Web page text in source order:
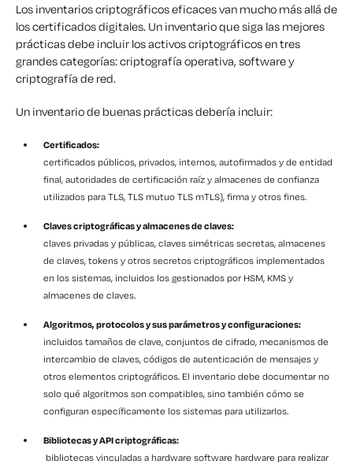
Los inventarios criptográficos eficaces van mucho más allá de
los certificados digitales. Un inventario que siga las mejores
prácticas debe incluir los activos criptográficos en tres
grandes categorías: criptografía operativa, software y
criptografía de red.
Un inventario de buenas prácticas debería incluir:
Certificados:
certificados públicos, privados, internos, autofirmados y de entidad
final, autoridades de certificación raíz y almacenes de confianza
utilizados para TLS, TLS mutuo TLS mTLS), firma y otros fines.
Claves criptográficas y almacenes de claves:
claves privadas y públicas, claves simétricas secretas, almacenes
de claves, tokens y otros secretos criptográficos implementados
en los sistemas, incluidos los gestionados por HSM, KMS y
almacenes de claves.
Algoritmos, protocolos y sus parámetros y configuraciones:
incluidos tamaños de clave, conjuntos de cifrado, mecanismos de
intercambio de claves, códigos de autenticación de mensajes y
otros elementos criptográficos. El inventario debe documentar no
solo qué algoritmos son compatibles, sino también cómo se
configuran específicamente los sistemas para utilizarlos.
Bibliotecas y API criptográficas:
bibliotecas vinculadas a hardware software hardware para realizar